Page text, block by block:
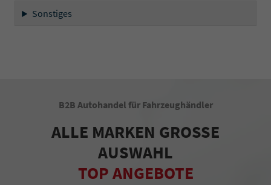
Sonstiges
B2B Autohandel für Fahrzeughändler
ALLE MARKEN GROSSE
AUSWAHL
TOP ANGEBOTE